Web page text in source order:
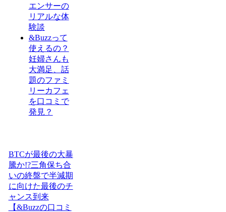
エンサーの
リアルな体
験談
&Buzzって
使えるの？
妊婦さんも
大満足、話
題のファミ
リーカフェ
を口コミで
発見？
BTCが最後の大暴
騰か!?三角保ち合
いの終盤で半減期
に向けた最後のチ
ャンス到来
【&Buzzの口コミ